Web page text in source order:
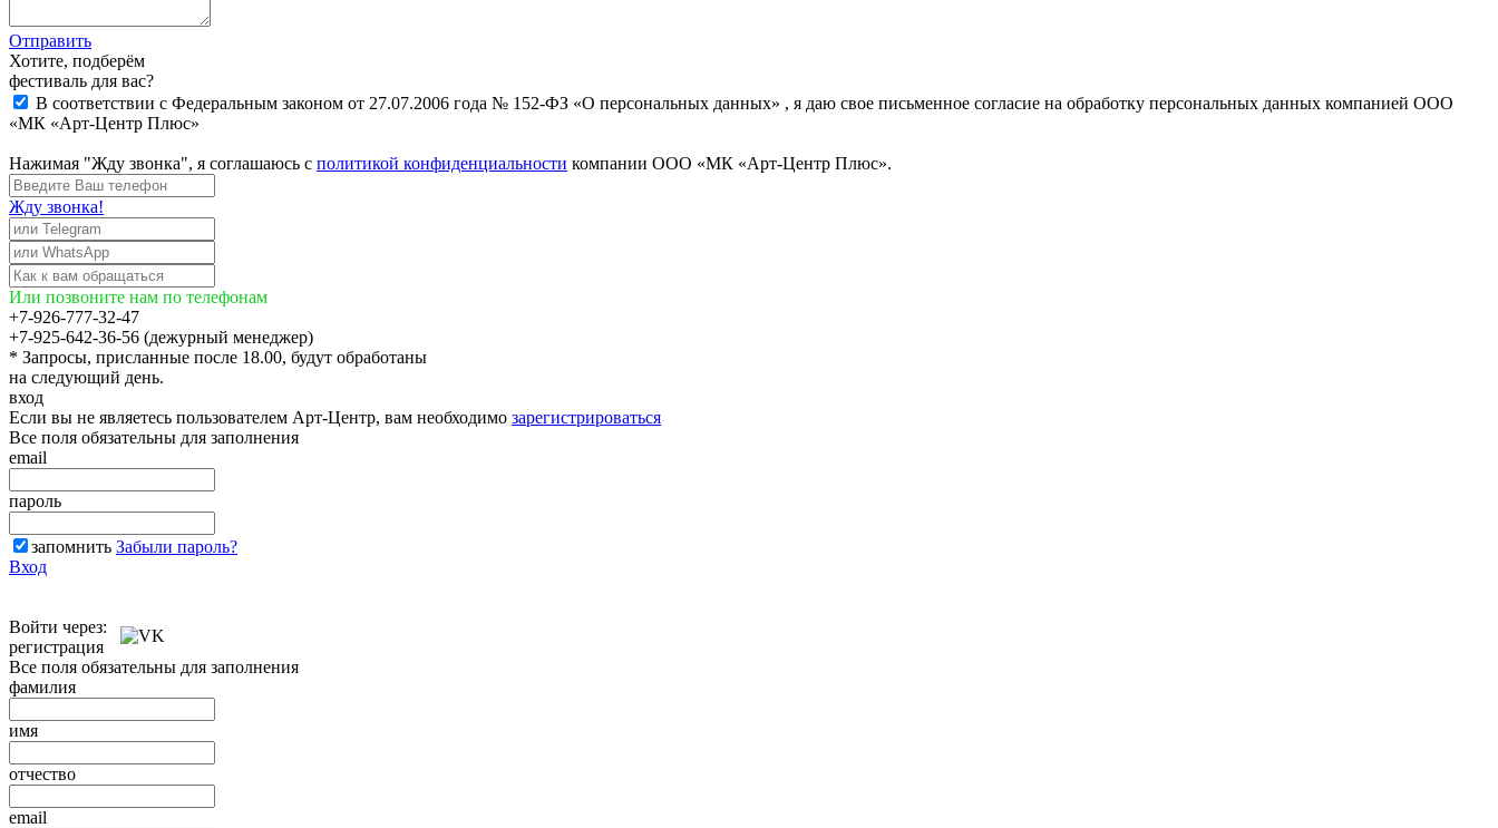
Отправить
Хотите, подберём
фестиваль для вас?
В соответствии с Федеральным законом от 27.07.2006 года № 152-ФЗ «О персональных данных» , я даю свое письменное согласие на обработку персональных данных компанией ООО
«МК «Арт-Центр Плюс»
Нажимая "Жду звонка", я соглашаюсь с политикой конфиденциальности компании ООО «МК «Арт-Центр Плюс».
Жду звонка!
Или позвоните нам по телефонам
+7-926-777-32-47
+7-925-642-36-56 (дежурный менеджер)
* Запросы, присланные после 18.00, будут обработаны
на следующий день.
вход
Если вы не являетесь пользователем Арт-Центр, вам необходимо зарегистрироваться
Все поля обязательны для заполнения
email
пароль
запомнить Забыли пароль?
Вход
Войти через:
регистрация
Все поля обязательны для заполнения
фамилия
имя
отчество
email